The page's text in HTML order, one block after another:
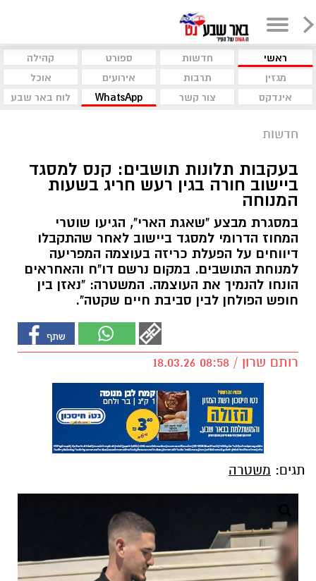
ראשי חדשות ספורט
קהילה
מגזין
תרבות אירועים
אוכל
אינדקס
צור קשר WhatsApp לוח באר שבע
חדשות
בעקבות תלונות תושבים: קנס למסגד
ביישוב חורה בגין רעש חריג בשעות
המנוחה
במסגרת מבצע "שאגת הארי", הגיעו שוטרי
המחוז הדרומי למסגד ביישוב לאחר שהתקבלו
דיווחים על הפעלת כריזה בעוצמה המפריעה
למנוחת התושבים. במקום נרשם דו"ח והאחראים
הונחו להנמיך את העוצמה. המשטרה: "נאזן בין
חופש הפולחן לבין סביבת חיים שקטה".
רותם שרון / 08:58 18.03.26
תגים: משטרה